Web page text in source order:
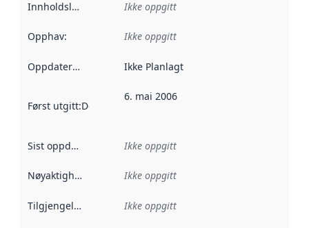
Innholdsleverandører :
Ikke oppgitt
Opphav: Ikke oppgitt
Oppdateringsfrekvens :
Ikke Planlagt
Først utgitt:Denne datoen sier når dataene i dette
6. mai 2006
Sist oppdatert Ikke oppgitt
Nøyaktighet Ikke oppgitt
Tilgjengelighet Ikke oppgitt